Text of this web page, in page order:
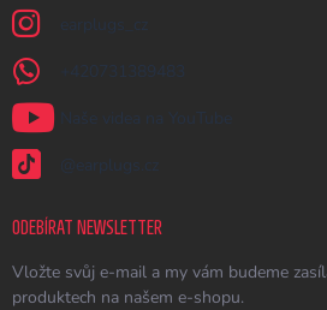
earplugs_cz
+420731389483
Naše videa na YouTube
@earplugs.cz
ODEBÍRAT NEWSLETTER
Vložte svůj e-mail a my vám budeme
produktech na našem e-shopu.